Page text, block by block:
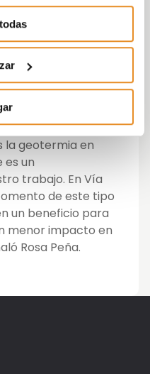
es fruto de la
la innovación
la eficiencia
y, con ello, la
inmobiliario.
de Madrid, y
General de
se interesen por la
la geotermia en
es un
trabajo. En Vía
de este tipo
un beneficio para
menor impacto en
Rosa Peña.